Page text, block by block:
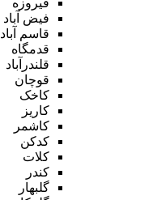
فیض آباد
قاسم آباد
قدمگاه
قلندرآباد
قوچان
کاخک
کاریز
کاشمر
کدکن
کلات
کندر
گلبهار